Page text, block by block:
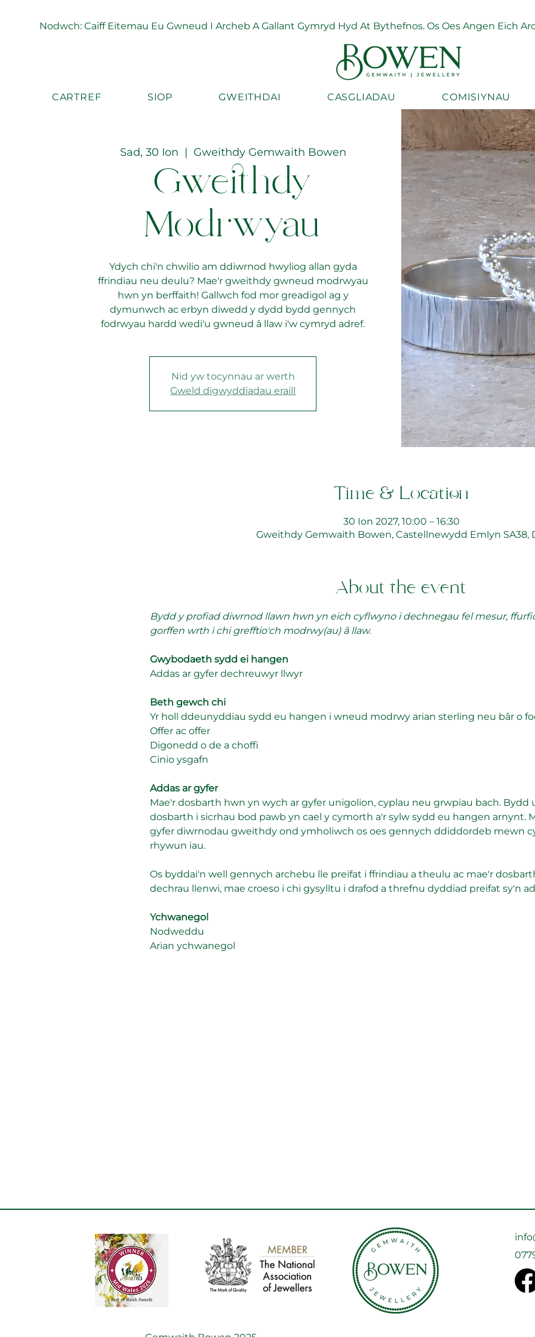
Nodwch: Caiff Eitemau Eu Gwneud I Archeb A Gallant Gymryd Hyd At Bythefnos. Os Oes Angen Eich
CARTREF SIOP GWEITHDAI CASGLIADAU COMISIYNAU
Sad, 30 Ion
  |
Gweithdy Gemwaith Bowen
Gweithdy
Modrwyau
Ydych chi'n chwilio am ddiwrnod hwyliog allan gyda
ffrindiau neu deulu? Mae'r gweithdy gwneud modrwyau
hwn yn berffaith! Gallwch fod mor greadigol ag y
dymunwch ac erbyn diwedd y dydd bydd gennych
fodrwyau hardd wedi'u gwneud â llaw i'w cymryd adref.
Nid yw tocynnau ar werth
Gweld digwyddiadau eraill
Time & Location
30 Ion 2027, 10:00 – 16:30
Gweithdy Gemwaith Bowen, Castellnewydd Emlyn SA38,
About the event
Bydd y profiad diwrnod llawn hwn yn eich cyflwyno i dechnegau fel mesur,
gorffen wrth i chi grefftio'ch modrwy(au) â llaw.
Gwybodaeth sydd ei hangen
Addas ar gyfer dechreuwyr llwyr
Beth gewch chi
Yr holl ddeunyddiau sydd eu hangen i wneud modrwy arian sterling neu bâr o
Offer ac offer
Digonedd o de a choffi
Cinio ysgafn
Addas ar gyfer
Mae'r dosbarth hwn yn wych ar gyfer unigolion, cyplau neu grwpiau bach. Bydd
dosbarth i sicrhau bod pawb yn cael y cymorth a'r sylw sydd eu hangen arnynt.
gyfer diwrnodau gweithdy ond ymholiwch os oes gennych ddiddordeb mewn
rhywun iau.
Os byddai'n well gennych archebu lle preifat i ffrindiau a theulu ac mae'r
dechrau llenwi, mae croeso i chi gysylltu i drafod a threfnu dyddiad preifat sy'n
Ychwanegol
Nodweddu
Arian ychwanegol